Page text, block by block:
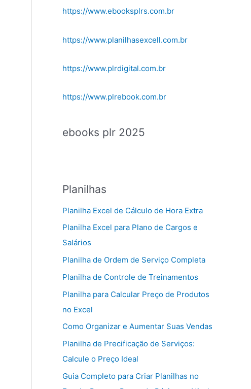
https://www.ebooksplrs.com.br
https://www.planilhasexcell.com.br
https://www.plrdigital.com.br
https://www.plrebook.com.br
ebooks plr 2025
Planilhas
Planilha Excel de Cálculo de Hora Extra
Planilha Excel para Plano de Cargos e
Salários
Planilha de Ordem de Serviço Completa
Planilha de Controle de Treinamentos
Planilha para Calcular Preço de Produtos
no Excel
Como Organizar e Aumentar Suas Vendas
Planilha de Precificação de Serviços:
Calcule o Preço Ideal
Guia Completo para Criar Planilhas no